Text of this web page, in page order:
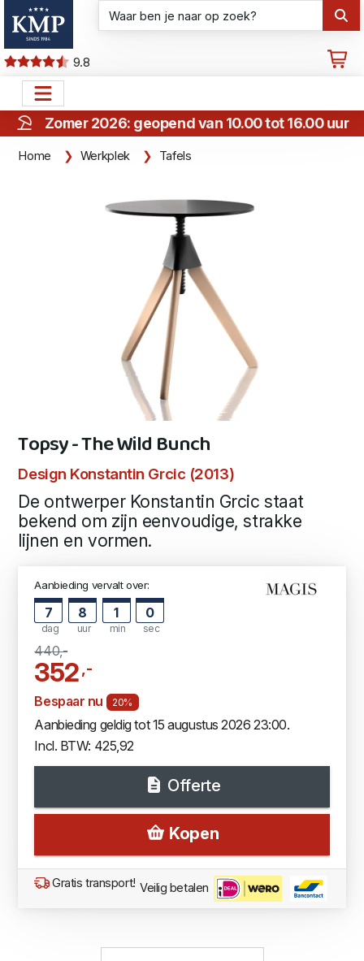
9.8
Zomer 2026: geopend van 10.00 tot 16.00 uur
Home Werkplek Tafels
Topsy - The Wild Bunch
Design Konstantin Grcic (2013)
De ontwerper Konstantin Grcic staat
bekend om zijn eenvoudige, strakke
lijnen en vormen.
Aanbieding vervalt over:
7
dag
8
uur
0
min
59
sec
440,-
352 ,-
Bespaar nu 20%
Aanbieding geldig tot 15 augustus 2026 23:00.
Incl. BTW: 425,92
Offerte
Kopen
Gratis transport! Veilig betalen